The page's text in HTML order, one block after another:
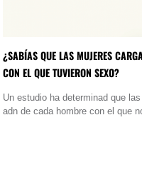
¿SABÍAS QUE LAS MUJERES
CON EL QUE TUVIERON SEXO?
Un estudio ha determinad que
adn de cada hombre con el que